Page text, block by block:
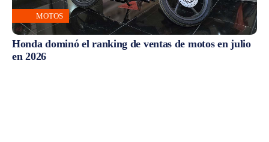
MOTOS
Honda dominó el ranking de ventas de motos en julio
en 2026